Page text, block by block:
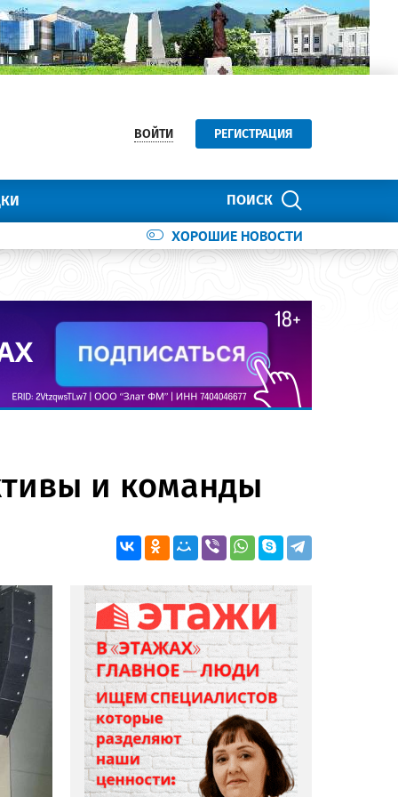
ВОЙТИ РЕГИСТРАЦИЯ
ПОИСК
ХОРОШИЕ НОВОСТИ
и команды